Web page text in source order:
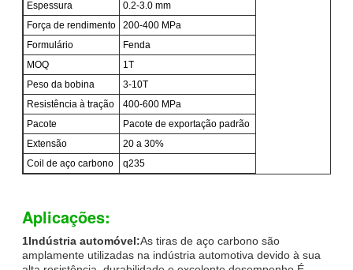
Espessura
0.2-3.0 mm
Força de rendimento
200-400 MPa
Formulário
Fenda
MOQ
1T
Peso da bobina
3-10T
Resistência à tração
400-600 MPa
Pacote
Pacote de exportação padrão
Extensão
20 a 30%
Coil de aço carbono
q235
Aplicações:
1Indústria automóvel:As tiras de aço carbono são
amplamente utilizadas na indústria automotiva devido à sua